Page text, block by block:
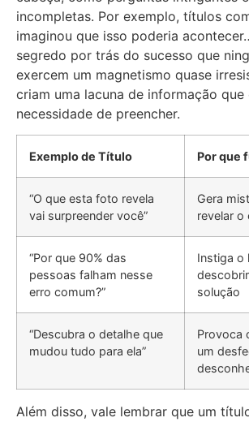
incompletas. Por exemplo, títulos
imaginou que isso poderia
segredo por trás do sucesso que
exercem um magnetismo quase
criam uma lacuna de informação
necessidade de preencher.
Exemplo de Título Por que
“O que esta foto revela
vai surpreender você”
Gera
revelar o
“Por que 90% das
pessoas falham nesse
erro comum?”
Instiga o
solução
“Descubra o detalhe que
mudou tudo para ela”
Provoca
um
Além disso, vale lembrar que um